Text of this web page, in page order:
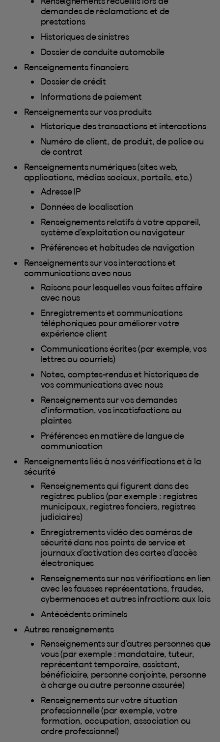
demandes de réclamations et de
prestations
Historiques de sinistres
Dossier de conduite automobile
Renseignements financiers
Dossier de crédit
Informations de paiement
Renseignements sur vos produits
Historique des transactions et interactions
Numéro de client, de produit, de police ou
de contrat
Renseignements numériques (sites web,
applications, médias sociaux, portails, etc.)
Adresse IP
Données de localisation
Renseignements relatifs à votre appareil,
système d’exploitation ou navigateur
Préférences et habitudes de navigation
Renseignements sur vos interactions et
communications avec nous
Raisons pour lesquelles vous faites affaire
avec nous
Enregistrements et communications
téléphoniques pour améliorer votre
expérience client
Communications écrites (par exemple, vos
lettres ou courriels)
Notes, comptes-rendus et historiques de
vos communications avec nous
Renseignements sur vos demandes
d’information, vos insatisfactions ou
plaintes
Préférences en matière de langue de
communication
Renseignements liés à nos vérifications et à la
sécurité
Renseignements qui figurent dans des
registres publics (par exemple : registres
municipaux, registres fonciers, registres
judiciaires)
Enregistrements vidéo des caméras de
sécurité dans nos points de service et
journaux d’activation des cartes d’accès
électroniques
Renseignements sur nos vérifications en lien
avec les fausses représentations, fraudes,
cybermenaces et autres infractions aux lois
Antécédents criminels
Autres renseignements
Renseignements sur d’autres personnes que
vous (par exemple : mandataire, tuteur,
représentant temporaire, assistant,
bénéficiaire, personne conjointe, personne
à charge ou autre personne assurée)
Renseignements sur votre situation
professionnelle (par exemple, votre
formation, occupation, association ou
ordre professionnel)